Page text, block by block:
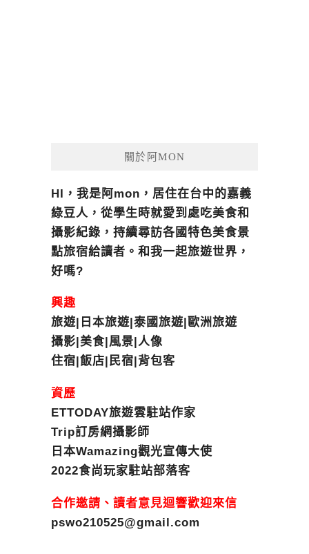
關於阿MON
HI，我是阿mon，居住在台中的嘉義
綠豆人，從學生時就愛到處吃美食和
攝影紀錄，持續尋訪各國特色美食景
點旅宿給讀者。和我一起旅遊世界，
好嗎?
興趣
旅遊|日本旅遊|泰國旅遊|歐洲旅遊
攝影|美食|風景|人像
住宿|飯店|民宿|背包客
資歷
ETTODAY旅遊雲駐站作家
Trip訂房網攝影師
日本Wamazing觀光宣傳大使
2022食尚玩家駐站部落客
合作邀請、讀者意見迴響歡迎來信
pswo210525@gmail.com